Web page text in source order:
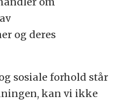
og deres
sosiale forhold står
kan vi ikke